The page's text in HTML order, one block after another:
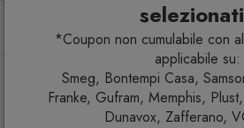
*Coupon non cumulabile con
applicabile su:
Smeg, Bontempi Casa,
Franke, Gufram, Memphis,
Dunavox, Zafferano,
Arredo esterno
Cricket